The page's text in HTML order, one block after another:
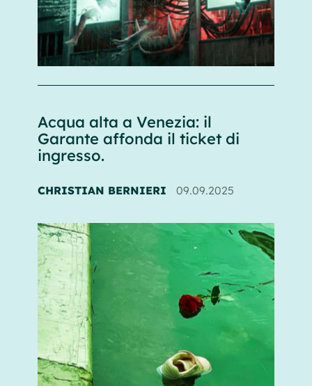
Acqua alta a Venezia: il
Garante affonda il ticket di
ingresso.
CHRISTIAN BERNIERI 09.09.2025